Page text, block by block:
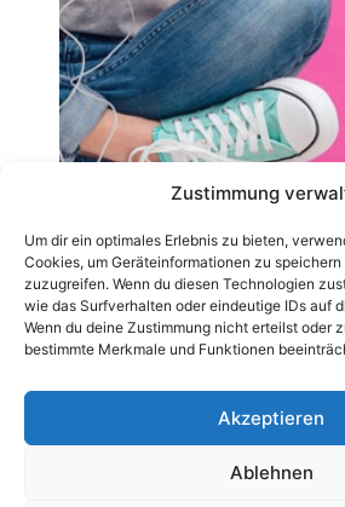
Zustimmung
Um dir ein optimales Erlebnis zu bieten,
Cookies, um Geräteinformationen zu
zuzugreifen. Wenn du diesen Technologien
wie das Surfverhalten oder eindeutige IDs auf
Wenn du deine Zustimmung nicht erteilst oder
bestimmte Merkmale und Funktionen
Akzeptieren
Ablehnen